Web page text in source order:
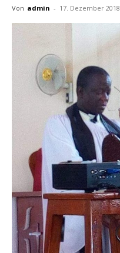
Von admin - 17. Dezember 2018